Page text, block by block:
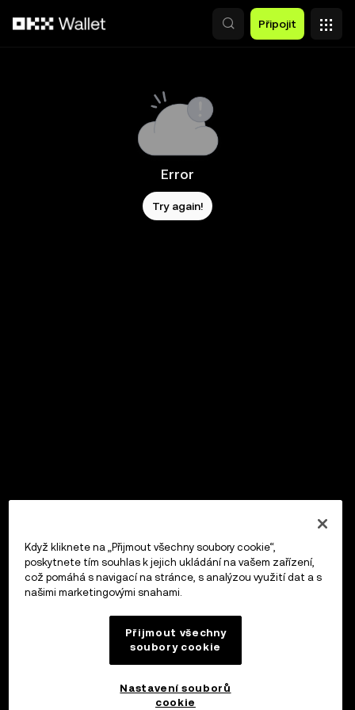
Připojit
Error
Try again!
Když kliknete na „Přijmout všechny soubory cookie“,
poskytnete tím souhlas k jejich ukládání na vašem zařízení,
což pomáhá s navigací na stránce, s analýzou využití dat a s
našimi marketingovými snahami.
Přijmout všechny
soubory cookie
Nastavení souborů
cookie